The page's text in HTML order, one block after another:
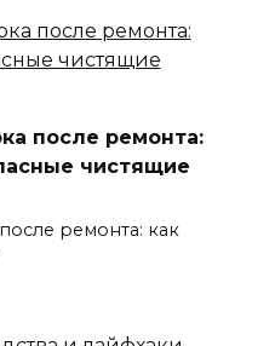
после ремонта:
чистящие
ремонта: как